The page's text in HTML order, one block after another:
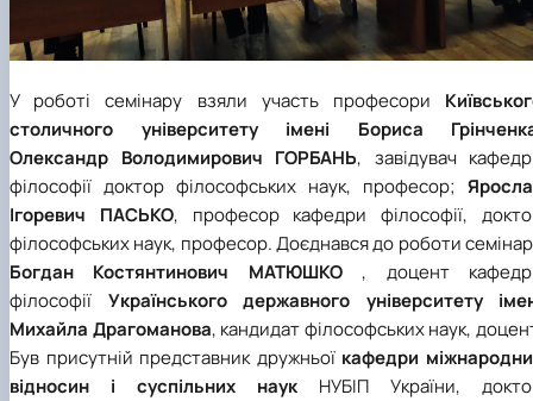
У роботі семінару взяли участь професори
столичного університету імені Бориса
Олександр Володимирович ГОРБАНЬ, завідувач
філософії доктор філософських наук, професор;
Ігоревич ПАСЬКО, професор кафедри філософії,
філософських наук, професор. Доєднався до роботи
Богдан Костянтинович МАТЮШКО, доцент
філософії Українського державного університету
Михайла Драгоманова, кандидат філософських наук,
Був присутній представник дружньої кафедри
відносин і суспільних наук НУБІП України,